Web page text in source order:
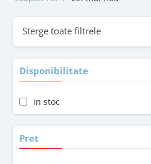
Sterge toate filtrele
Disponibilitate
in stoc
Pret